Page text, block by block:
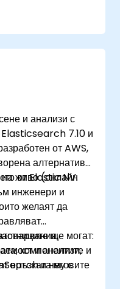
на данни в
заявки и филтри
от
интерактивни
за
за
и
в Elasticsearch
и анализи с
Elasticsearch 7.10 и
от AWS,
алтернатива
от Elastic NV.
на живо (онлайн
инженери и
желаят да
и анализи,
връзката му с
ще могат:
компонентите и
и неговите